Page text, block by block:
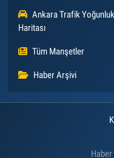
Ankara Trafik Yoğunluk
Haritası
Tüm Manşetler
Haber Arşivi
Haber